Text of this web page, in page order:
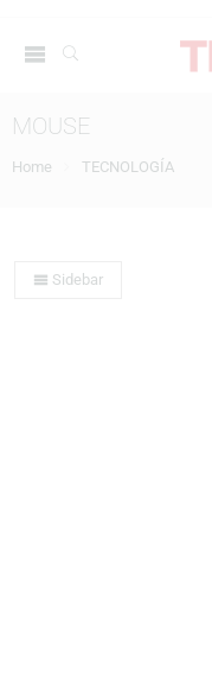
MOUSE
Home TECNOLOGÍA
Sidebar